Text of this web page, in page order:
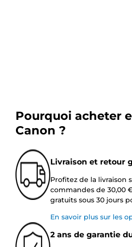
Pourquoi acheter
Canon ?
Livraison et retour
Profitez de la livraison
commandes de 30,00
gratuits sous 30 jours
En savoir plus sur les
2 ans de garantie